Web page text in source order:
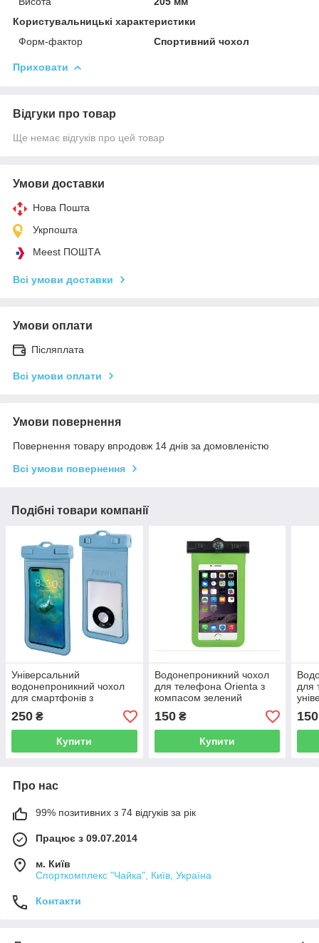
Користувальницькі характеристики
Форм-фактор
Спортивний чохол
Приховати
Відгуки про товар
Ще немає відгуків про цей товар
Умови доставки
Нова Пошта
Укрпошта
Meest ПОШТА
Всі умови доставки
Умови оплати
Післяплата
Всі умови оплати
Умови повернення
Повернення товару впродовж 14 днів за домовленістю
Всі умови повернення
Подібні товари компанії
Універсальний
водонепроникний чохол
для смартфонів з
діагоналлю до 7,2»
Waterproof Bag
250 ₴
Купити
Водонепроникний чохол
для телефона Orienta з
компасом зелений
150₴
Купити
для
150
Про нас
99% позитивних з 74 відгуків за рік
Працює з 09.07.2014
м. Київ
Спорткомплекс "Чайка", Київ, Україна
Контакти